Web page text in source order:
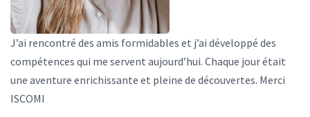
J’ai rencontré des amis formidables et j’ai développé des
compétences qui me servent aujourd’hui. Chaque jour était
une aventure enrichissante et pleine de découvertes. Merci
ISCOMI